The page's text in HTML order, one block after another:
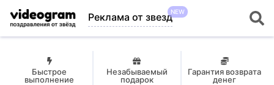
Реклама от звездNEW
Быстрое
выполнение
Незабываемый
подарок
Гарантия возврата
денег